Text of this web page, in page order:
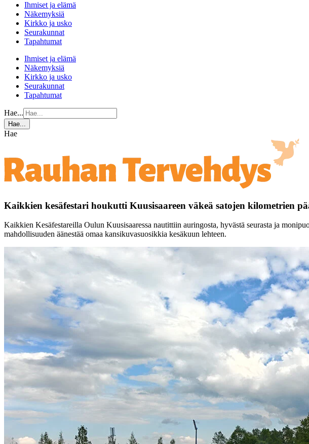
Ihmiset ja elämä
Näkemyksiä
Kirkko ja usko
Seurakunnat
Tapahtumat
Ihmiset ja elämä
Näkemyksiä
Kirkko ja usko
Seurakunnat
Tapahtumat
Hae...
Hae...
Hae
Kaikkien kesäfestari houkutti Kuusisaareen väkeä satojen kilometrien
Kaikkien Kesäfestareilla Oulun Kuusisaaressa nautittiin auringosta, hyvästä seurasta ja
mahdollisuuden äänestää omaa kansikuvasuosikkia kesäkuun lehteen.